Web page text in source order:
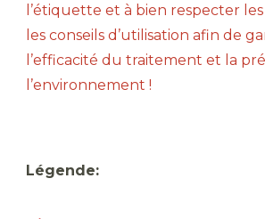
l’étiquette et à bien respecter
les conseils d’utilisation afin de
l’efficacité du traitement et la
l’environnement !
Légende: